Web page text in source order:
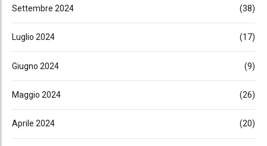
Settembre 2024 (38)
Luglio 2024 (17)
Giugno 2024 (9)
Maggio 2024 (26)
Aprile 2024 (20)